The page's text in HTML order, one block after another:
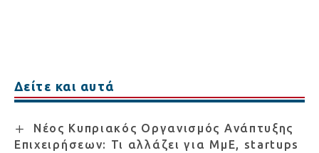
Δείτε και αυτά
Νέος Κυπριακός Οργανισμός Ανάπτυξης
Επιχειρήσεων: Τι αλλάζει για ΜμΕ, startups